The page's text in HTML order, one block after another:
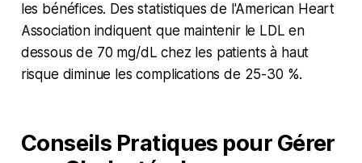
les bénéfices. Des statistiques de l'American Heart
Association indiquent que maintenir le LDL en
dessous de 70 mg/dL chez les patients à haut
risque diminue les complications de 25-30 %.
Conseils Pratiques pour Gérer